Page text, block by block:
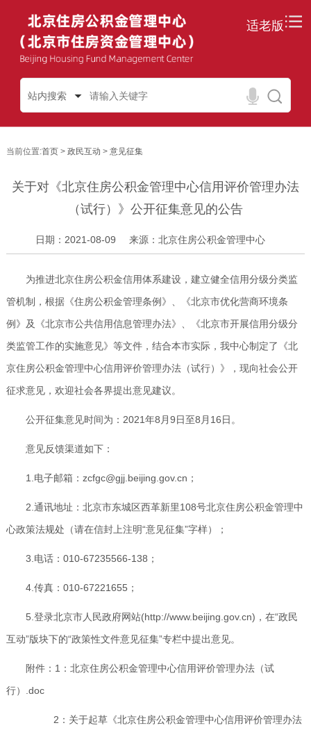
适老版
站内搜索
当前位置:首页> 政民互动 > 意见征集
关于对《北京住房公积金管理中心信用评价管理办法
（试行）》公开征集意见的公告
日期：2021-08-09 来源：北京住房公积金管理中心
为推进北京住房公积金信用体系建设，建立健全信用分级分类监
管机制，根据《住房公积金管理条例》、《北京市优化营商环境条
例》及《北京市公共信用信息管理办法》、《北京市开展信用分级分
类监管工作的实施意见》等文件，结合本市实际，我中心制定了《北
京住房公积金管理中心信用评价管理办法（试行）》，现向社会公开
征求意见，欢迎社会各界提出意见建议。
公开征集意见时间为：2021年8月9日至8月16日。
意见反馈渠道如下：
1.电子邮箱：zcfgc@gjj.beijing.gov.cn；
2.通讯地址：北京市东城区西革新里108号北京住房公积金管理中
心政策法规处（请在信封上注明“意见征集”字样）；
3.电话：010-67235566-138；
4.传真：010-67221655；
5.登录北京市人民政府网站(http://www.beijing.gov.cn)，在“政民
互动”版块下的“政策性文件意见征集”专栏中提出意见。
附件： 1：北京住房公积金管理中心信用评价管理办法（试
行）.doc
2：关于起草《北京住房公积金管理中心信用评价管理办法